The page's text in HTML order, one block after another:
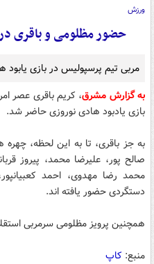
ورزش
حضور مظلومی و باقری
مربی تیم پرسپولیس در بازی
به گزارش مشرق، کریم باقری عصر
بازی یادبود هادی نوروزی حاضر شد.
به جز باقری، تا به این لحظه،
صالح پور، علیرضا محمد، پیروز
محمد رضا مهدوی، احمد
دستگردی حضور یافته اند.
همچنین پرویز مظلومی سرمربی
منبع: کاپ